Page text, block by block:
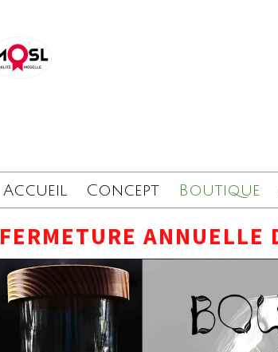
Accueil Concept Boutique
FERMETURE